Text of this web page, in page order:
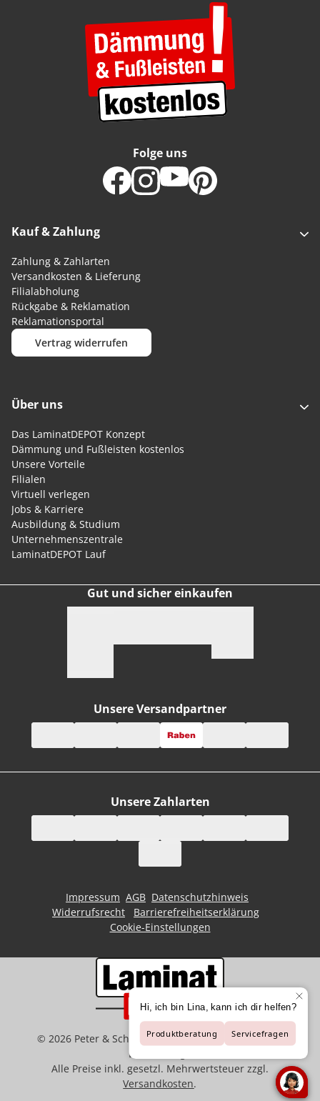
Kauf & Zahlung
Zahlung & Zahlarten
Versandkosten & Lieferung
Filialabholung
Rückgabe & Reklamation
Reklamationsportal
Vertrag widerrufen
Folge uns
Über uns
Das LaminatDEPOT Konzept
Dämmung und Fußleisten kostenlos
Unsere Vorteile
Filialen
Virtuell verlegen
Jobs & Karriere
Ausbildung & Studium
Unternehmenszentrale
LaminatDEPOT Lauf
Gut und sicher einkaufen
Unsere Zahlarten
Unsere Versandpartner
Impressum AGB Datenschutzhinweis
Widerrufsrecht
Barrierefreiheitserklärung
Cookie-Einstellungen
© 2026 Peter & Schaffart GmbH | Der Spezialist für
Bodenbeläge
Alle Preise inkl. gesetzl. Mehrwertsteuer zzgl.
Versandkosten.